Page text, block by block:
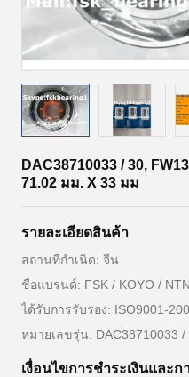
DAC38710033 / 30,
71.02 มม. X 33 มม
รายละเอียดสินค้า
สถานที่กำเนิด: จีน
ชื่อแบรนด์: FSK / KOYO /
ได้รับการรับรอง: ISO9001-
หมายเลขรุ่น: DAC38710033 /
เงื่อนไขการชำระเงินและก